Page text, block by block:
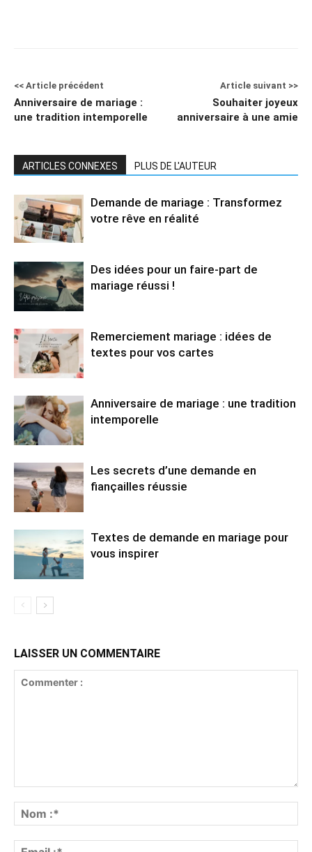
<< Article précédent
Anniversaire de mariage :
une tradition intemporelle
Article suivant >>
Souhaiter joyeux
anniversaire à une amie
ARTICLES CONNEXES PLUS DE L'AUTEUR
Demande de mariage : Transformez
votre rêve en réalité
Des idées pour un faire-part de
mariage réussi !
Remerciement mariage : idées de
textes pour vos cartes
Anniversaire de mariage : une tradition
intemporelle
Les secrets d’une demande en
fiançailles réussie
Textes de demande en mariage pour
vous inspirer
LAISSER UN COMMENTAIRE